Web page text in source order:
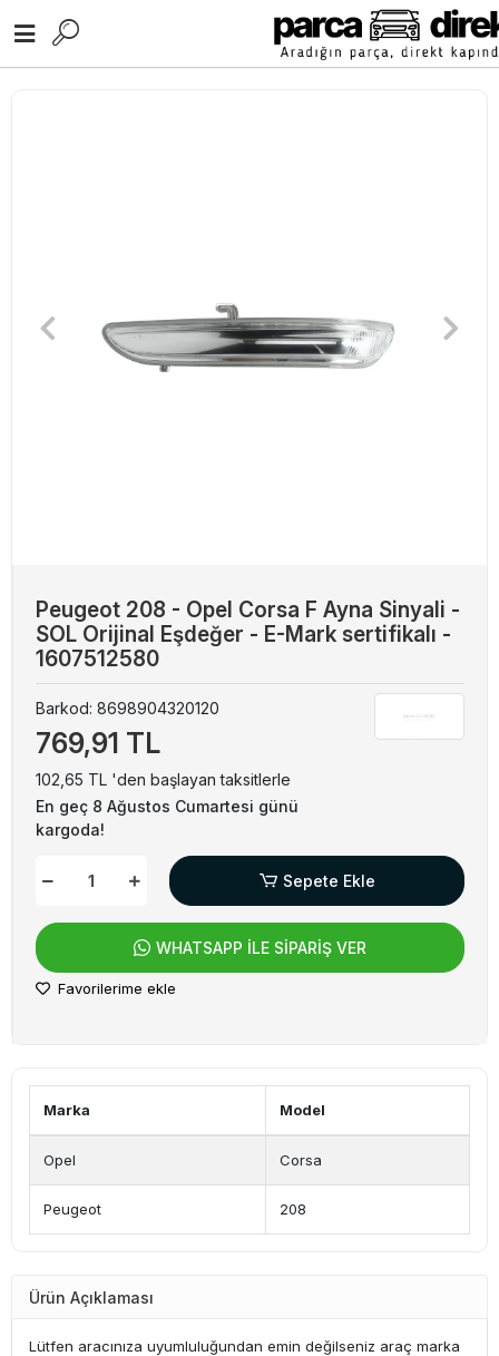
Peugeot 208 - Opel Corsa F Ayna Sinyali -
SOL Orijinal Eşdeğer - E-Mark sertifikalı -
1607512580
Barkod: 8698904320120
769,91 TL
102,65 TL 'den başlayan taksitlerle
En geç 8 Ağustos Cumartesi günü
kargoda!
Sepete Ekle
WHATSAPP İLE SİPARİŞ VER
Favorilerime ekle
Marka Model
Opel Corsa
Peugeot 208
Ürün Açıklaması
Lütfen aracınıza uyumluluğundan emin değilseniz araç marka